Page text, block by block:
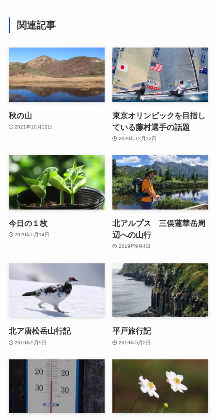
関連記事
秋の山
2021年10月12日
東京オリンピックを目指し
ている藤村選手の話題
2020年12月12日
今日の１枚
2020年5月14日
北アルプス 三俣蓮華岳周
辺への山行
2019年9月4日
北ア唐松岳山行記
2019年5月5日
平戸旅行記
2019年5月2日